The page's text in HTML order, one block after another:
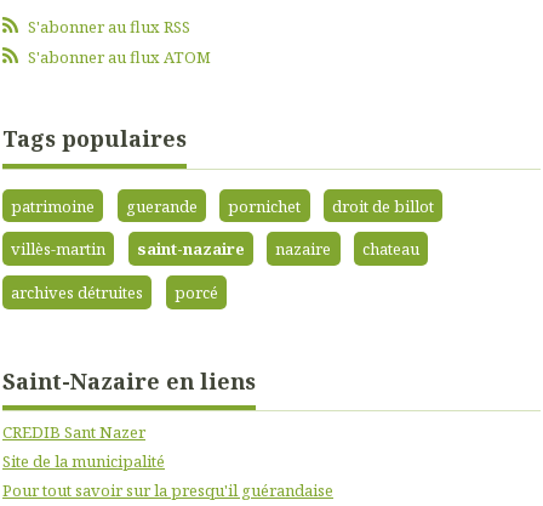
S'abonner au flux RSS
S'abonner au flux ATOM
Tags populaires
patrimoine guerande pornichet
droit de billot
villès-martin
saint-nazaire nazaire
chateau
archives détruites
porcé
Saint-Nazaire en liens
CREDIB Sant Nazer
Site de la municipalité
Pour tout savoir sur la presqu'il guérandaise